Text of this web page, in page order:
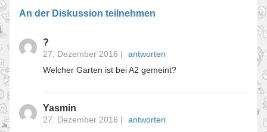
An der Diskussion teilnehmen
?
27. Dezember 2016 |
antworten
Welcher Garten ist bei A2 gemeint?
Yasmin
27. Dezember 2016 |
antworten